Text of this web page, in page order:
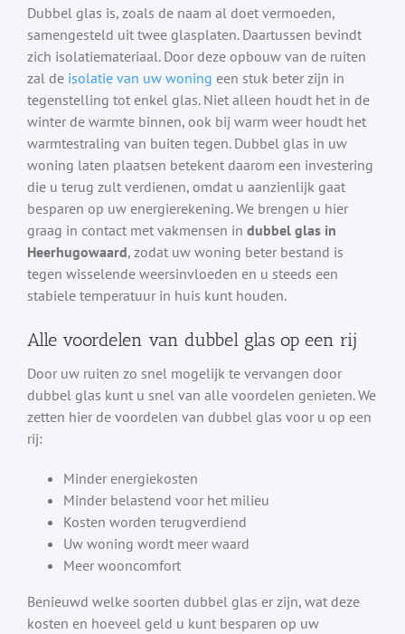
Dubbel glas is, zoals de naam al doet vermoeden,
samengesteld uit twee glasplaten. Daartussen bevindt
zich isolatiemateriaal. Door deze opbouw van de ruiten
zal de isolatie van uw woning een stuk beter zijn in
tegenstelling tot enkel glas. Niet alleen houdt het in de
winter de warmte binnen, ook bij warm weer houdt het
warmtestraling van buiten tegen. Dubbel glas in uw
woning laten plaatsen betekent daarom een investering
die u terug zult verdienen, omdat u aanzienlijk gaat
besparen op uw energierekening. We brengen u hier
graag in contact met vakmensen in dubbel glas in
Heerhugowaard, zodat uw woning beter bestand is
tegen wisselende weersinvloeden en u steeds een
stabiele temperatuur in huis kunt houden.
Alle voordelen van dubbel glas op een rij
Door uw ruiten zo snel mogelijk te vervangen door
dubbel glas kunt u snel van alle voordelen genieten. We
zetten hier de voordelen van dubbel glas voor u op een
rij:
Minder energiekosten
Minder belastend voor het milieu
Kosten worden terugverdiend
Uw woning wordt meer waard
Meer wooncomfort
Benieuwd welke soorten dubbel glas er zijn, wat deze
kosten en hoeveel geld u kunt besparen op uw